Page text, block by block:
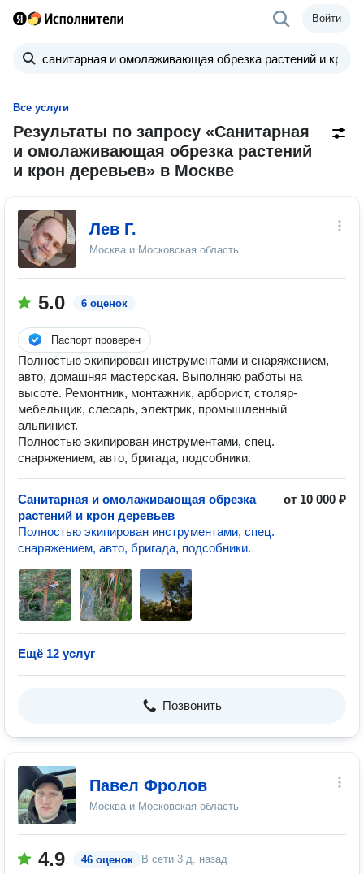
Войти
Все услуги
Результаты по запросу «Санитарная
и омолаживающая обрезка растений
и крон деревьев» в Москве
Лев Г.
Москва и Московская область
5.0 6 оценок
Паспорт проверен
Полностью экипирован инструментами и снаряжением,
авто, домашняя мастерская. Выполняю работы на
высоте. Ремонтник, монтажник, арборист, столяр-
мебельщик, слесарь, электрик, промышленный
альпинист.
Полностью экипирован инструментами, спец.
снаряжением, авто, бригада, подсобники.
Санитарная и омолаживающая обрезка
растений и крон деревьев
от 10 000 ₽
Полностью экипирован инструментами, спец.
снаряжением, авто, бригада, подсобники.
Ещё 12 услуг
Позвонить
Павел Фролов
Москва и Московская область
4.9 46 оценок В сети 3 д. назад